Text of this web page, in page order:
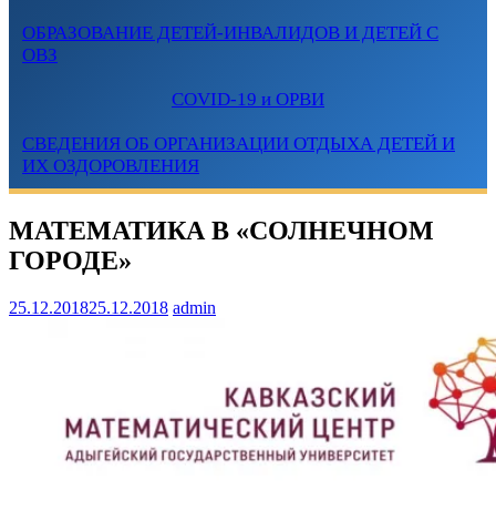
ОБРАЗОВАНИЕ ДЕТЕЙ-ИНВАЛИДОВ И ДЕТЕЙ С
ОВЗ
COVID-19 и ОРВИ
СВЕДЕНИЯ ОБ ОРГАНИЗАЦИИ ОТДЫХА ДЕТЕЙ И
ИХ ОЗДОРОВЛЕНИЯ
МАТЕМАТИКА В «СОЛНЕЧНОМ
ГОРОДЕ»
25.12.201825.12.2018 admin